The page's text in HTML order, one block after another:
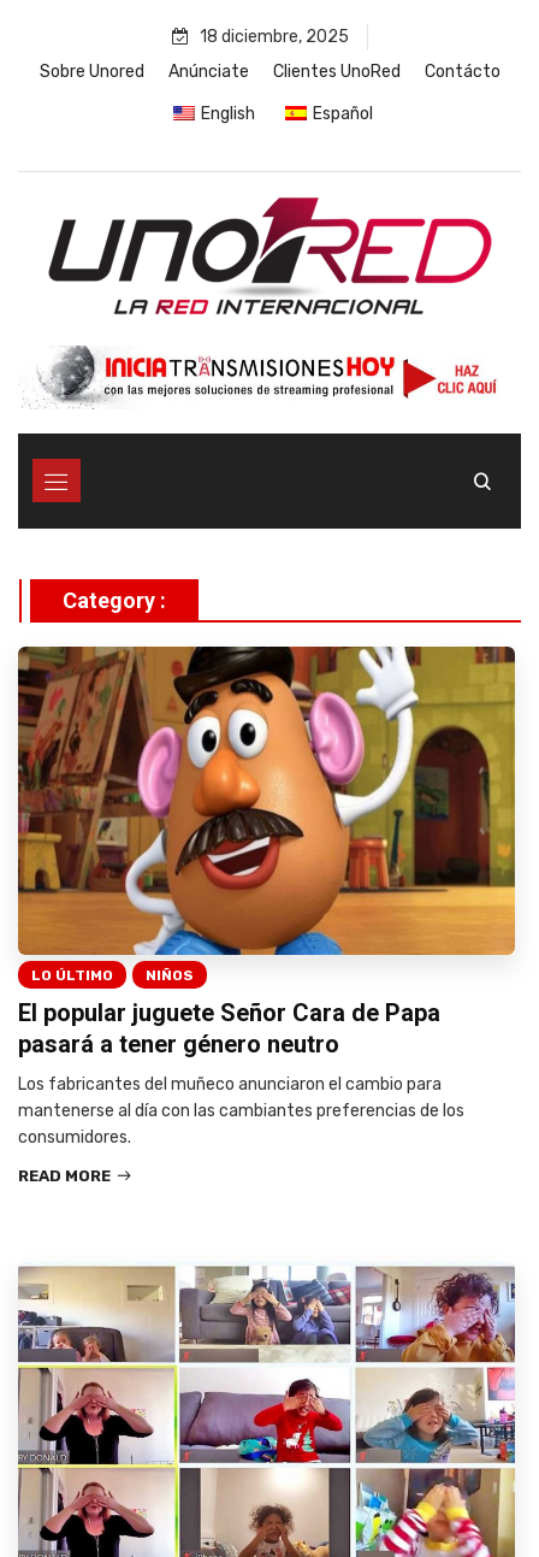
content
18 diciembre, 2025
Sobre Unored
Anúnciate Clientes UnoRed Contácto
English Español
Category :
LO ÚLTIMO NIÑOS
El popular juguete Señor Cara de Papa
pasará a tener género neutro
Los fabricantes del muñeco anunciaron el cambio para
mantenerse al día con las cambiantes preferencias de los
consumidores.
READ MORE